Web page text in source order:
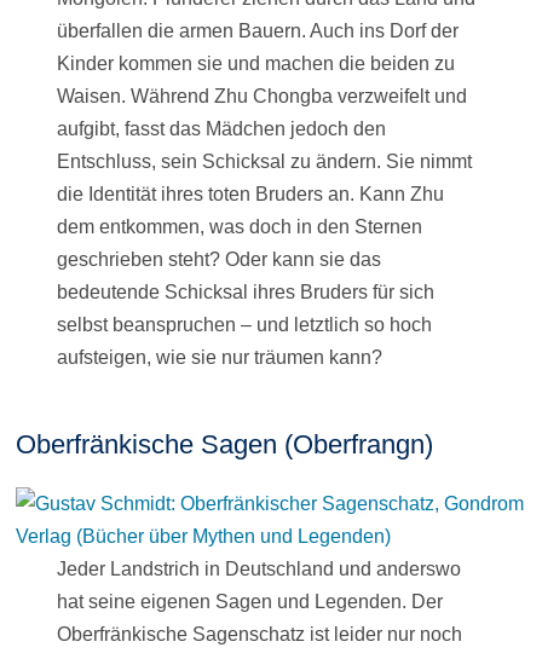
überfallen die armen Bauern. Auch ins Dorf der
Kinder kommen sie und machen die beiden zu
Waisen. Während Zhu Chongba verzweifelt und
aufgibt, fasst das Mädchen jedoch den
Entschluss, sein Schicksal zu ändern. Sie nimmt
die Identität ihres toten Bruders an. Kann Zhu
dem entkommen, was doch in den Sternen
geschrieben steht? Oder kann sie das
bedeutende Schicksal ihres Bruders für sich
selbst beanspruchen – und letztlich so hoch
aufsteigen, wie sie nur träumen kann?
Oberfränkische Sagen (Oberfrangn)
Jeder Landstrich in Deutschland und anderswo
hat seine eigenen Sagen und Legenden. Der
Oberfränkische Sagenschatz ist leider nur noch